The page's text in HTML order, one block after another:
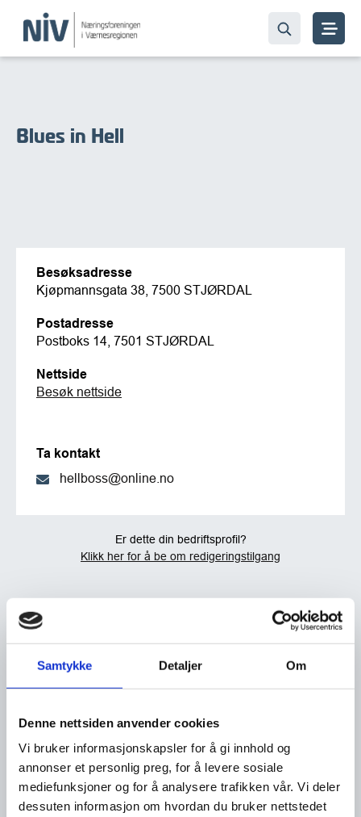
Samtykke Detaljer Om
Denne nettsiden anvender cookies
Vi bruker informasjonskapsler for å gi innhold og
annonser et personlig preg, for å levere sosiale
mediefunksjoner og for å analysere trafikken vår. Vi deler
dessuten informasjon om hvordan du bruker nettstedet
Blues in Hell
Besøksadresse
Kjøpmannsgata 38, 7500 STJØRDAL
Postadresse
Postboks 14, 7501 STJØRDAL
Nettside
Besøk nettside
Ta kontakt
hellboss@online.no
Er dette din bedriftsprofil?
Klikk her for å be om redigeringstilgang